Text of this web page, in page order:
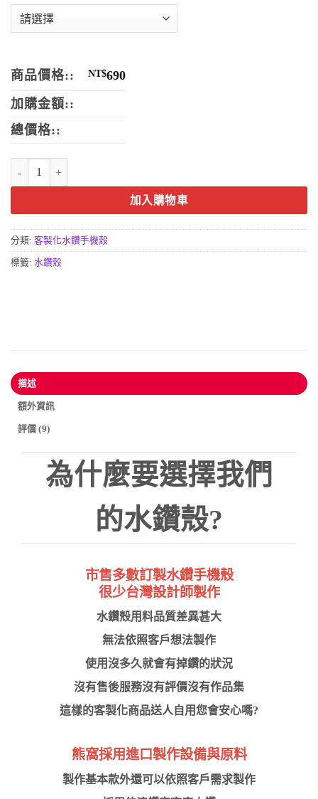
商品價格:: NT$690
加購金額::
總價格::
加入購物車
分類: 客製化水鑽手機殼
標籤: 水鑽殼
描述
額外資訊
評價 (9)
為什麼要選擇我們
的水鑽殼?
市售多數訂製水鑽手機殼
很少台灣設計師製作
水鑽殼用料品質差異甚大
無法依照客戶想法製作
使用沒多久就會有掉鑽的狀況
沒有售後服務沒有評價沒有作品集
這樣的客製化商品送人自用您會安心嗎?
熊窩採用進口製作設備與原料
製作基本款外還可以依照客戶需求製作